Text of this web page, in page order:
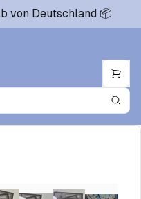
von Deutschland 📦